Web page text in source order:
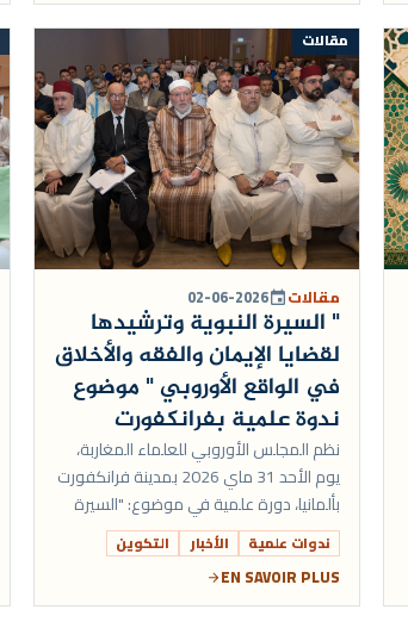
مقالات
مقالاتevent
02-06-2026
" السيرة النبوية وترشيدها
لقضايا الإيمان والفقه والأخلاق
في الواقع الأوروبي " موضوع
ندوة علمية بفرانكفورت
نظم المجلس الأوروبي للعلماء المغاربة،
يوم الأحد 31 ماي 2026 بمدينة فرانكفورت
بألمانيا، دورة علمية في موضوع: "السيرة
النبوية وترشيدها لقضايا الإيمان والفقه
والأخلاق...
ندوات علمية الأخبار التكوين
EN SAVOIR PLUS
arrow_forward